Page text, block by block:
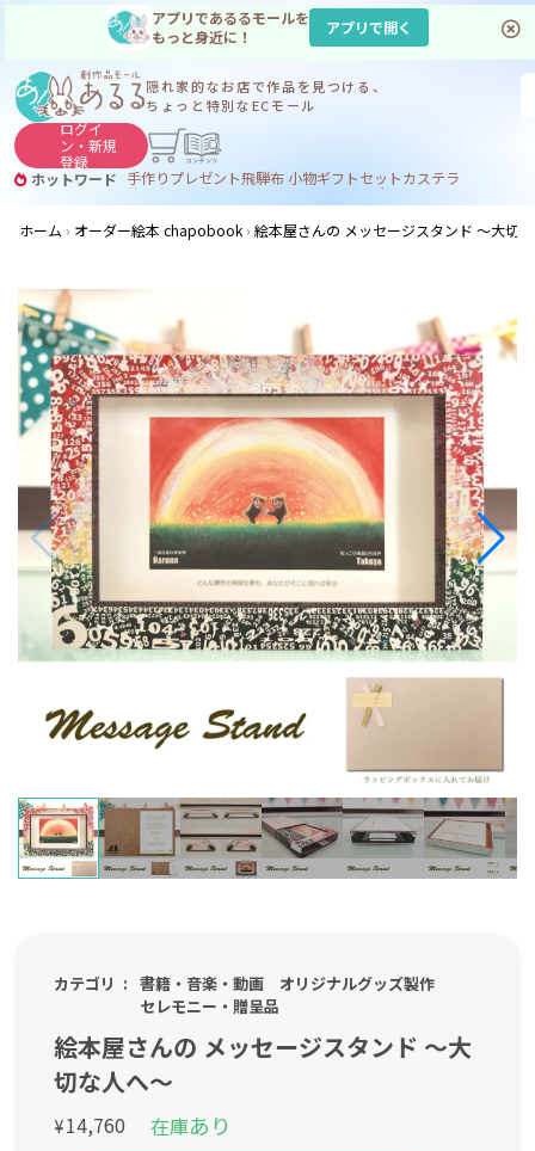
アプリであるるモールを
もっと身近に！
アプリで開く
隠れ家的なお店で作品を見つける、
ちょっと特別なECモール
ログイ
ン・新規
登録
ホットワード 手作りプレゼント飛騨布 小物ギフトセットカステラ
サヌカイト コーヒー
ジンギスカン
ホーム
オーダー絵本 chapobook 絵本屋さんの メッセージスタンド ～大切
カテゴリ 書籍・音楽・動画
オリジナルグッズ製作
セレモニー・贈呈品
絵本屋さんの メッセージスタンド ～大
切な人へ～
¥14,760 在庫あり